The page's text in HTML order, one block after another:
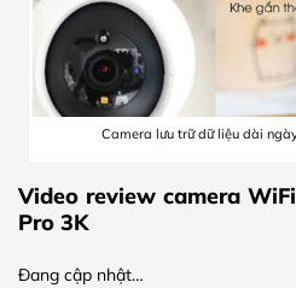
Camera lưu trữ dữ liệu dài
Video review camera
Pro 3K
Đang cập nhật…